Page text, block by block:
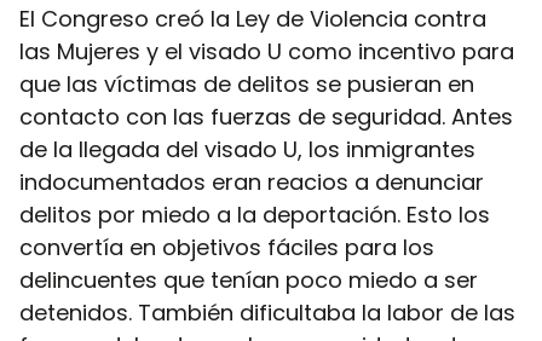
El Congreso creó la Ley de Violencia contra
las Mujeres y el visado U como incentivo para
que las víctimas de delitos se pusieran en
contacto con las fuerzas de seguridad. Antes
de la llegada del visado U, los inmigrantes
indocumentados eran reacios a denunciar
delitos por miedo a la deportación. Esto los
convertía en objetivos fáciles para los
delincuentes que tenían poco miedo a ser
detenidos. También dificultaba la labor de las